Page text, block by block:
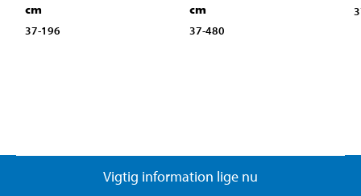
cm
37-196
cm
37-480
Vigtig information lige nu